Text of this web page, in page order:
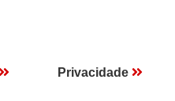
Privacidade